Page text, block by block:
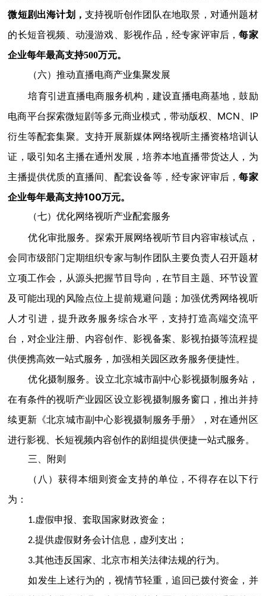
微短剧出海计划，支持视听创作团队在地取景，对通州题材
的长短音视频、动漫游戏、影视作品，经专家评审后，每家
企业每年最高支持500万元。
（六）推动直播电商产业集聚发展
培育引进直播电商服务机构，建设直播电商基地，鼓励
电商平台探索微短剧等多元商业模式，带动版权、MCN、IP
衍生等配套集聚。支持开展新媒体网络视听主播资格培训认
证，吸引知名主播在通州发展，培养本地直播带货达人，为
主播提供优质的直播间、配套设备等，经专家评审后，每家
企业每年最高支持100万元。
（七）优化网络视听产业配套服务
优化审批服务。探索开展网络视听节目内容审核试点，
会同市级部门定期组织专家与制作团队主要负责人召开题材
立项工作会，从源头把握节目导向，在节目主题、环节设置
及可能出现的风险点位上提前规避问题；加强优秀网络视听
人才引进，提升政务服务综合水平，支持打造高端交流平
台，对企业注册、内容创作、影视备案、影视拍摄等流程提
供便携高效一站式服务，加强相关园区政务服务便捷性。
优化摄制服务。设立北京城市副中心影视摄制服务站，
在有条件的视听产业园区设立影视摄制服务窗口，推出并持
续更新《北京城市副中心影视摄制服务手册》，对在通州区
进行影视、长短视频内容创作的剧组提供便捷一站式服务。
三、附则
（八）获得本细则资金支持的单位，不得存在以下行
为：
1.虚假申报、套取国家财政资金；
2.提供虚假财务会计信息，虚列支出；
3.其他违反国家、北京市相关法律法规的行为。
如发生上述行为的，视情节轻重，追回已拨付资金，并